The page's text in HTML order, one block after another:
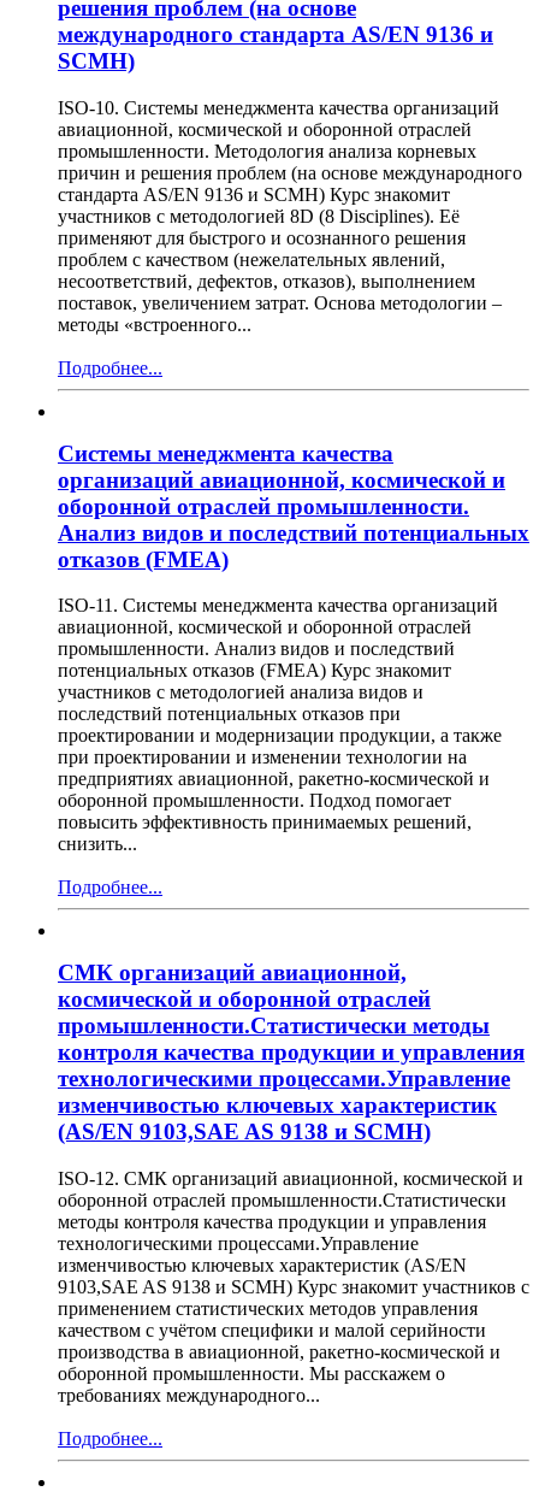
решения проблем (на основе
международного стандарта AS/EN 9136 и
SCMH)
ISO-10. Системы менеджмента качества организаций
авиационной, космической и оборонной отраслей
промышленности. Методология анализа корневых
причин и решения проблем (на основе международного
стандарта AS/EN 9136 и SCMH) Курс знакомит
участников с методологией 8D (8 Disciplines). Её
применяют для быстрого и осознанного решения
проблем с качеством (нежелательных явлений,
несоответствий, дефектов, отказов), выполнением
поставок, увеличением затрат. Основа методологии –
методы «встроенного...
Подробнее...
Системы менеджмента качества
организаций авиационной, космической и
оборонной отраслей промышленности.
Анализ видов и последствий потенциальных
отказов (FMEA)
ISO-11. Системы менеджмента качества организаций
авиационной, космической и оборонной отраслей
промышленности. Анализ видов и последствий
потенциальных отказов (FMEA) Курс знакомит
участников с методологией анализа видов и
последствий потенциальных отказов при
проектировании и модернизации продукции, а также
при проектировании и изменении технологии на
предприятиях авиационной, ракетно-космической и
оборонной промышленности. Подход помогает
повысить эффективность принимаемых решений,
снизить...
Подробнее...
СМК организаций авиационной,
космической и оборонной отраслей
промышленности.Статистически методы
контроля качества продукции и управления
технологическими процессами.Управление
изменчивостью ключевых характеристик
(AS/EN 9103,SAE AS 9138 и SCMH)
ISO-12. СМК организаций авиационной, космической и
оборонной отраслей промышленности.Статистически
методы контроля качества продукции и управления
технологическими процессами.Управление
изменчивостью ключевых характеристик (AS/EN
9103,SAE AS 9138 и SCMH) Курс знакомит участников с
применением статистических методов управления
качеством с учётом специфики и малой серийности
производства в авиационной, ракетно-космической и
оборонной промышленности. Мы расскажем о
требованиях международного...
Подробнее...